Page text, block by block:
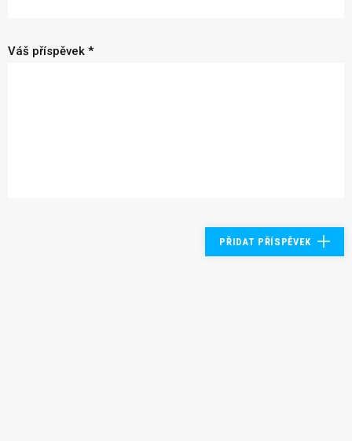
Váš příspěvek *
PŘIDAT PŘÍSPĚVEK